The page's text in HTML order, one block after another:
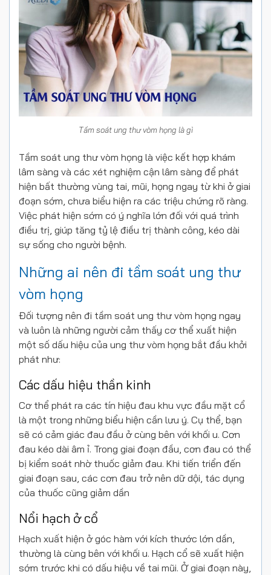
Tầm soát ung thư vòm họng là gì
Tầm soát ung thư vòm họng là việc kết hợp khám
lâm sàng và các xét nghiệm cận lâm sàng để phát
hiện bất thường vùng tai, mũi, họng ngay từ khi ở giai
đoạn sớm, chưa biểu hiện ra các triệu chứng rõ ràng.
Việc phát hiện sớm có ý nghĩa lớn đối với quá trình
điều trị, giúp tăng tỷ lệ điều trị thành công, kéo dài
sự sống cho người bệnh.
Những ai nên đi tầm soát ung thư
vòm họng
Đối tượng nên đi tầm soát ung thư vòm họng ngay
và luôn là những người cảm thấy cơ thể xuất hiện
một số dấu hiệu của ung thư vòm họng bắt đầu khởi
phát như:
Các dấu hiệu thần kinh
Cơ thể phát ra các tín hiệu đau khu vực đầu mặt cổ
là một trong những biểu hiện cần lưu ý. Cụ thể, bạn
sẽ có cảm giác đau đầu ở cùng bên với khối u. Cơn
đau kéo dài âm ỉ. Trong giai đoạn đầu, cơn đau có thể
bị kiểm soát nhờ thuốc giảm đau. Khi tiến triển đến
giai đoạn sau, các cơn đau trở nên dữ dội, tác dụng
của thuốc cũng giảm dần
Nổi hạch ở cổ
Hạch xuất hiện ở góc hàm với kích thước lớn dần,
thường là cùng bên với khối u. Hạch cổ sẽ xuất hiện
sớm trước khi có dấu hiệu về tai mũi. Ở giai đoạn này,